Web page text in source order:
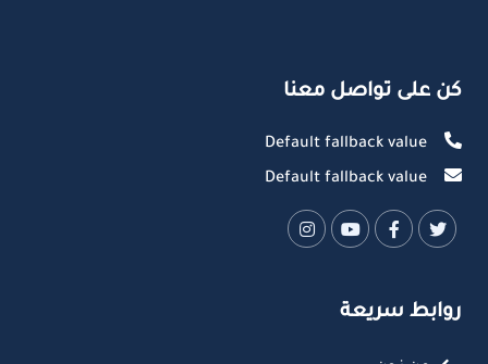
كن على تواصل معنا
Default fallback value
Default fallback value
روابط سريعة